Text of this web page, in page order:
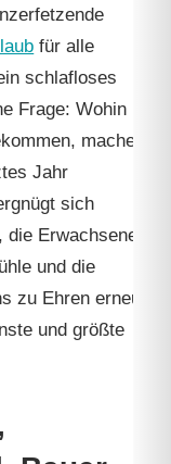
für alle
schlafloses
Frage: Wohin
machen
Jahr
sich
Erwachsenen
und die
zu Ehren erneut
und größte